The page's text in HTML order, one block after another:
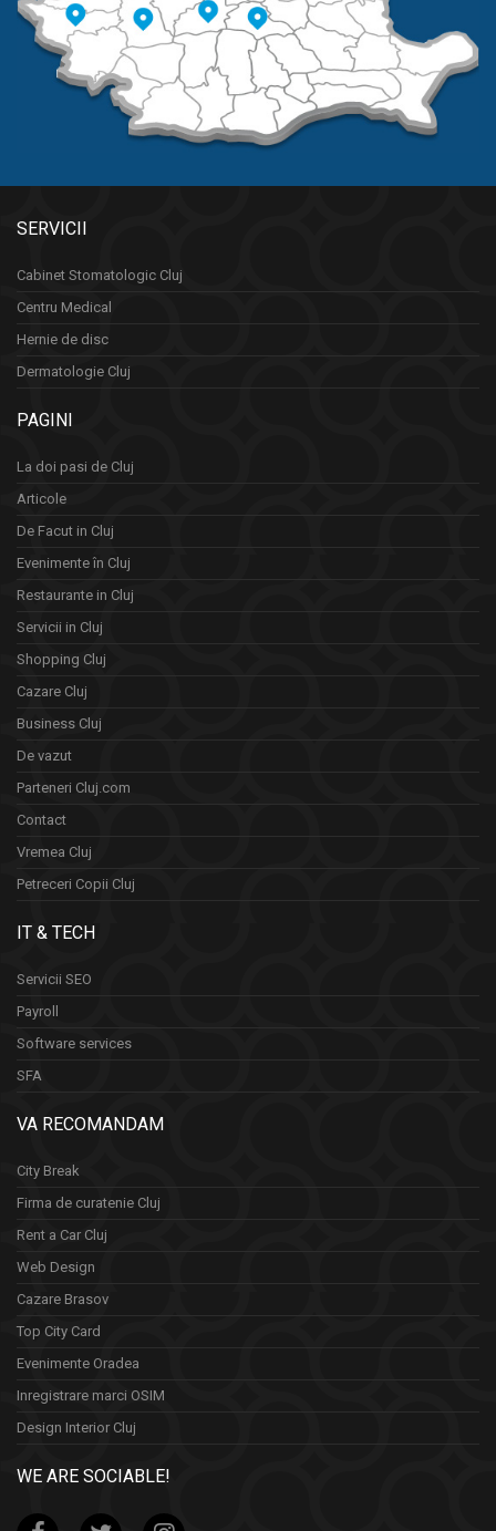
SERVICII
Cabinet Stomatologic Cluj
Centru Medical
Hernie de disc
Dermatologie Cluj
PAGINI
La doi pasi de Cluj
Articole
De Facut in Cluj
Evenimente în Cluj
Restaurante in Cluj
Servicii in Cluj
Shopping Cluj
Cazare Cluj
Business Cluj
De vazut
Parteneri Cluj.com
Contact
Vremea Cluj
Petreceri Copii Cluj
IT & TECH
Servicii SEO
Payroll
Software services
SFA
VA RECOMANDAM
City Break
Firma de curatenie Cluj
Rent a Car Cluj
Web Design
Cazare Brasov
Top City Card
Evenimente Oradea
Inregistrare marci OSIM
Design Interior Cluj
WE ARE SOCIABLE!